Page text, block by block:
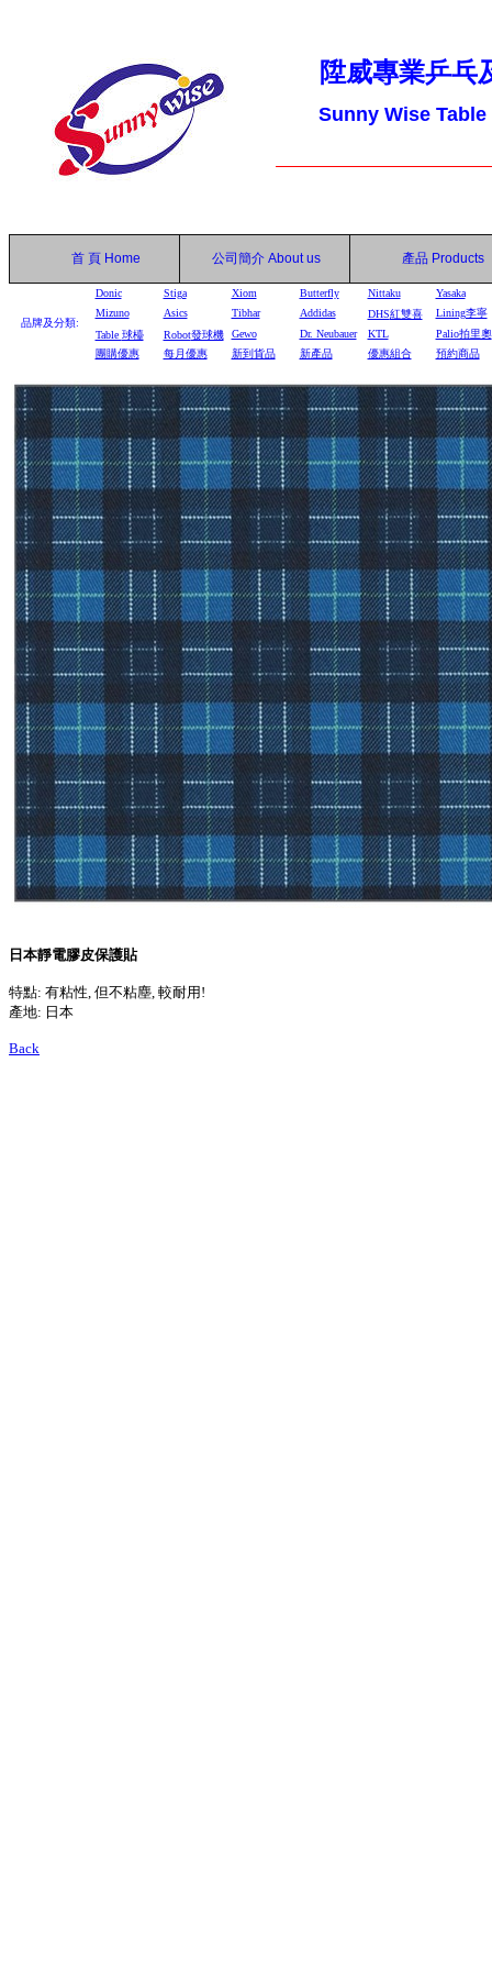
陞威專業乒乓
Sunny Wise
首 頁 Home 公司簡介 About us 產品 Products
品牌及分類:
Donic Stiga Xiom Butterfly Nittaku
Yasaka
Mizuno
Asics Tibhar Addidas DHS紅雙喜
Lining李寧
Table 球檯 Robot發球機 Gewo Dr. Neubauer KTL
Palio拍里奧
團購優惠
每月優惠 新到貨品 新產品 優惠組合 預約商品
日本靜電膠皮保護貼
特點: 有粘性, 但不粘塵, 較耐用!
產地: 日本
Back